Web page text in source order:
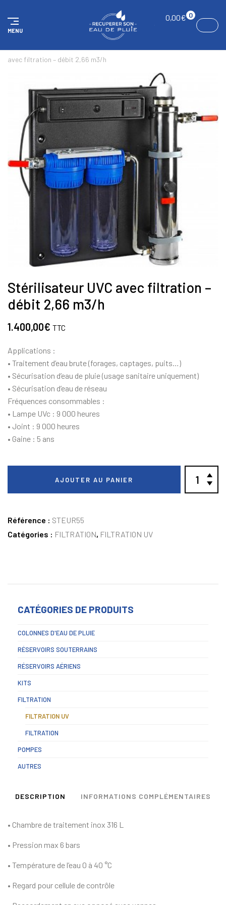
MENU
0,00€ 0
avec filtration – débit 2,66 m3/h
Stérilisateur UVC avec filtration –
débit 2,66 m3/h
1.400,00€ TTC
Applications :
• Traitement d’eau brute (forages, captages, puits…)
• Sécurisation d’eau de pluie (usage sanitaire uniquement)
• Sécurisation d’eau de réseau
Fréquences consommables :
• Lampe UVc : 9 000 heures
• Joint : 9 000 heures
• Gaine : 5 ans
AJOUTER AU PANIER
Référence : STEUR55
Catégories : FILTRATION, FILTRATION UV
CATÉGORIES DE PRODUITS
COLONNES D'EAU DE PLUIE
RÉSERVOIRS SOUTERRAINS
RÉSERVOIRS AÉRIENS
KITS
FILTRATION
FILTRATION UV
FILTRATION
POMPES
AUTRES
DESCRIPTION INFORMATIONS COMPLÉMENTAIRES
• Chambre de traitement inox 316 L
• Pression max 6 bars
• Température de l’eau 0 à 40 °C
• Regard pour cellule de contrôle